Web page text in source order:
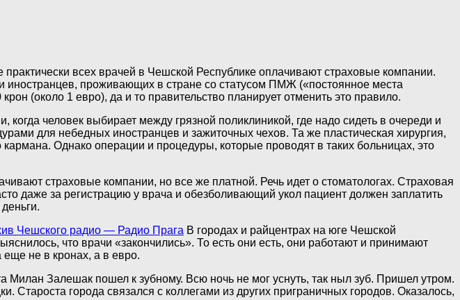
всех врачей в Чешской Республике оплачивают страховые компании.
иностранцев, проживающих в стране со статусом ПМЖ («постоянное места
(около 1 евро), да и то правительство планирует отменить это правило.
когда человек выбирает между грязной поликлиникой, где надо сидеть в очереди и
для небедных иностранцев и зажиточных чехов. Та же пластическая хирургия,
Однако операции и процедуры, которые проводят в таких больницах, это
страховые компании, но все же платной. Речь идет о стоматологах. Страховая
даже за регистрацию у врача и обезболивающий укол пациент должен заплатить
Чешского радио — Радио Прага В городах и райцентрах на юге Чешской
что врачи «закончились». То есть они есть, они работают и принимают
не в кронах, а в евро.
Залешак пошел к зубному. Всю ночь не мог уснуть, так ныл зуб. Пришел утром.
города связался с коллегами из других приграничных городов. Оказалось,